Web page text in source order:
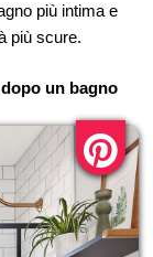
più intima e
più scure.
un bagno